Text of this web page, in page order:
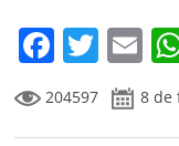
F
a
c
T
w
itt
E
m
ai
204597 8 de